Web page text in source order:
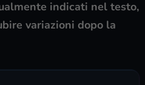
indicati nel testo,
variazioni dopo la